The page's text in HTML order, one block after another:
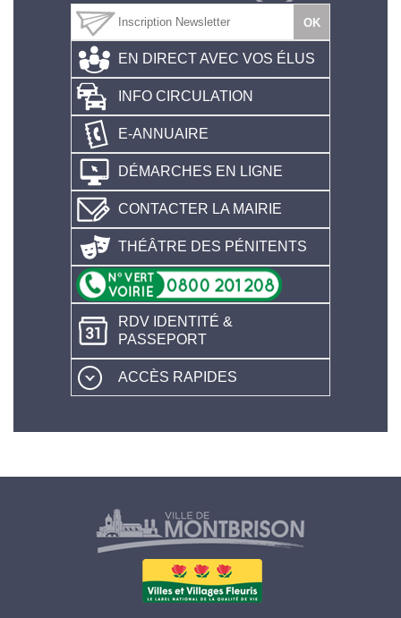
EN DIRECT AVEC VOS ÉLUS
INFO CIRCULATION
E-ANNUAIRE
DÉMARCHES EN LIGNE
CONTACTER LA MAIRIE
THÉÂTRE DES PÉNITENTS
RDV IDENTITÉ &
PASSEPORT
ACCÈS RAPIDES